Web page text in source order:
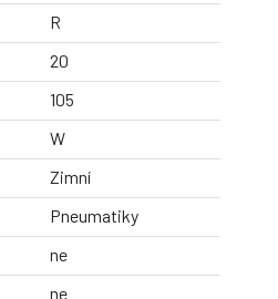
R
20
105
W
Zimní
Pneumatiky
ne
ne